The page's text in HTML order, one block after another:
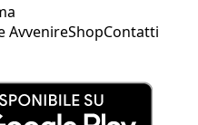
AvvenireShopContatti